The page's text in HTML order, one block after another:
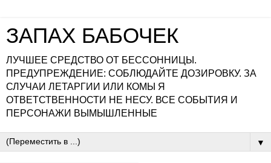
ЗАПАХ БАБОЧЕК
ЛУЧШЕЕ СРЕДСТВО ОТ БЕССОННИЦЫ.
ПРЕДУПРЕЖДЕНИЕ: СОБЛЮДАЙТЕ ДОЗИРОВКУ. ЗА
СЛУЧАИ ЛЕТАРГИИ ИЛИ КОМЫ Я
ОТВЕТСТВЕННОСТИ НЕ НЕСУ. ВСЕ СОБЫТИЯ И
ПЕРСОНАЖИ ВЫМЫШЛЕННЫЕ
▼